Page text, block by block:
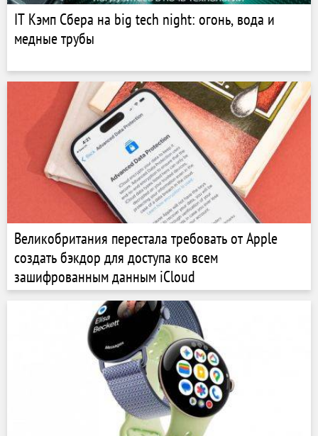
IT Кэмп Сбера на big tech night: огонь, вода и
медные трубы
Великобритания перестала требовать от Apple
создать бэкдор для доступа ко всем
зашифрованным данным iCloud